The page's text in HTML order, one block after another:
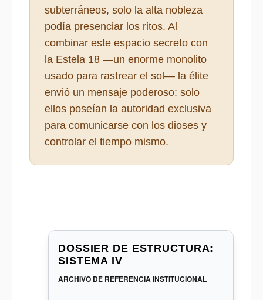
subterráneos, solo la alta nobleza
podía presenciar los ritos. Al
combinar este espacio secreto con
la Estela 18 —un enorme monolito
usado para rastrear el sol— la élite
envió un mensaje poderoso: solo
ellos poseían la autoridad exclusiva
para comunicarse con los dioses y
controlar el tiempo mismo.
DOSSIER DE ESTRUCTURA:
SISTEMA IV
ARCHIVO DE REFERENCIA INSTITUCIONAL